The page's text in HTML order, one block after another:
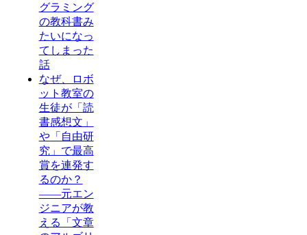
グラミング
の教科書み
たいになっ
てしまった
話
なぜ、ロボ
ット教室の
生徒が「読
書感想文」
や「自由研
究」で最高
賞を連発す
るのか？
——元エン
ジニアが教
える「文章